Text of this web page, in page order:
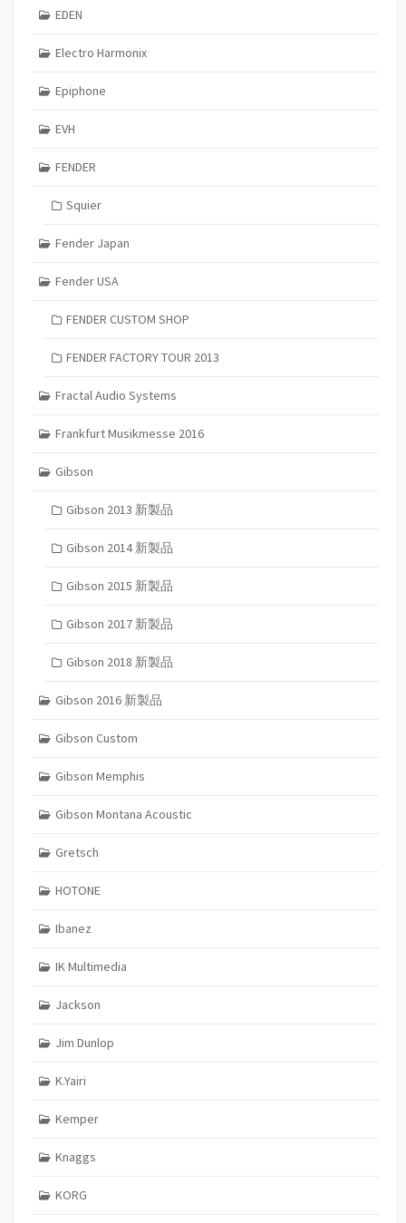
EDEN
Electro Harmonix
Epiphone
EVH
FENDER
Squier
Fender Japan
Fender USA
FENDER CUSTOM SHOP
FENDER FACTORY TOUR 2013
Fractal Audio Systems
Frankfurt Musikmesse 2016
Gibson
Gibson 2013 新製品
Gibson 2014 新製品
Gibson 2015 新製品
Gibson 2017 新製品
Gibson 2018 新製品
Gibson 2016 新製品
Gibson Custom
Gibson Memphis
Gibson Montana Acoustic
Gretsch
HOTONE
Ibanez
IK Multimedia
Jackson
Jim Dunlop
K.Yairi
Kemper
Knaggs
KORG